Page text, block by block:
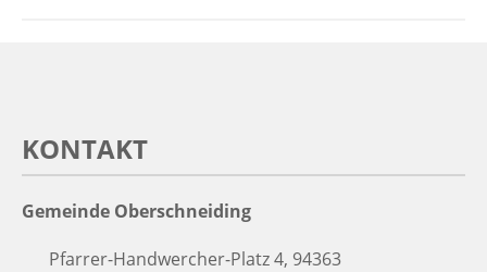
KONTAKT
Gemeinde Oberschneiding
Pfarrer-Handwercher-Platz 4, 94363